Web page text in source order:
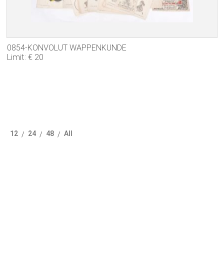
0854-KONVOLUT WAPPENKUNDE
Limit: € 20
12 / 24 / 48 / All